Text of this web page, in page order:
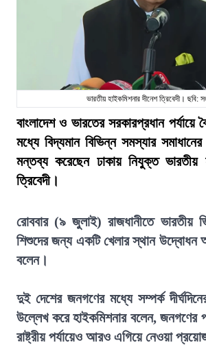
ভারতীয় হাইকমিশনার দীনেশ ত্রিবেদী। ছবি:
বাংলাদেশ ও ভারতের সরকারপ্রধান
মধ্যে বিদ্যমান বিভিন্ন সমস্যার
মন্তব্য করেছেন ঢাকায় নিযুক্ত ভারতীয়
ত্রিবেদী।
রোববার (৯ জুলাই) রাজধানীতে ভারতীয়
শিশুদের জন্য একটি খেলার স্থান উদ্বোধন
বলেন।
দুই দেশের জনগণের মধ্যে সম্পর্ক
উল্লেখ করে হাইকমিশনার বলেন, জনগণের
রাষ্ট্রীয় পর্যায়েও আরও এগিয়ে নেওয়া